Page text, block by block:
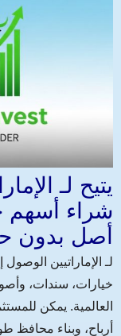
أصل بدون
العالمية. يمكن
أرباح، وبناء محافظ